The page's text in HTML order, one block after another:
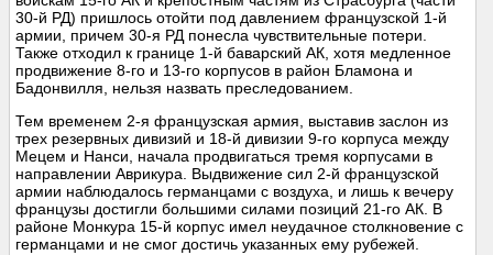
30-й РД) пришлось отойти под давлением французской 1-й
армии, причем 30-я РД понесла чувствительные потери.
Также отходил к границе 1-й баварский АК, хотя медленное
продвижение 8-го и 13-го корпусов в район Бламона и
Бадонвилля, нельзя назвать преследованием.
Тем временем 2-я французская армия, выставив заслон из
трех резервных дивизий и 18-й дивизии 9-го корпуса между
Мецем и Нанси, начала продвигаться тремя корпусами в
направлении Аврикура. Выдвижение сил 2-й французской
армии наблюдалось германцами с воздуха, и лишь к вечеру
французы достигли большими силами позиций 21-го АК. В
районе Монкура 15-й корпус имел неудачное столкновение с
германцами и не смог достичь указанных ему рубежей.